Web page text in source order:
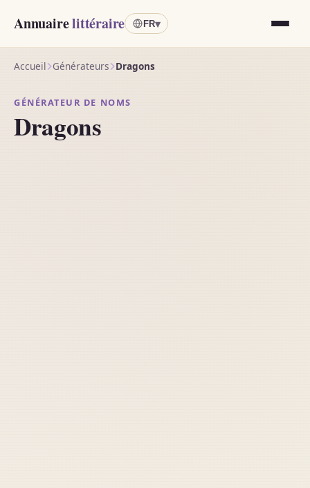
Annuairelittéraire FR▾
Accueil Générateurs Dragons
GÉNÉRATEUR DE NOMS
Dragons